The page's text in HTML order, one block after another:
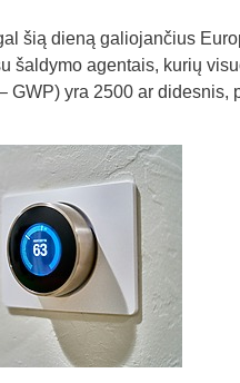
šią dieną galiojančius
šaldymo agentais, kurių
GWP) yra 2500 ar didesnis,